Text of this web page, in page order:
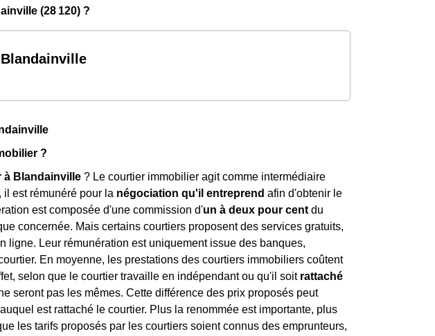
(28 120) ?
?
à Blandainville ? Le courtier immobilier agit comme intermédiaire
est rémunéré pour la négociation qu'il entreprend afin d'obtenir le
est composée d'une commission d'un à deux pour cent du
concernée. Mais certains courtiers proposent des services gratuits,
ligne. Leur rémunération est uniquement issue des banques,
En moyenne, les prestations des courtiers immobiliers coûtent
selon que le courtier travaille en indépendant ou qu'il soit rattaché
seront pas les mêmes. Cette différence des prix proposés peut
auquel est rattaché le courtier. Plus la renommée est importante, plus
les tarifs proposés par les courtiers soient connus des emprunteurs,